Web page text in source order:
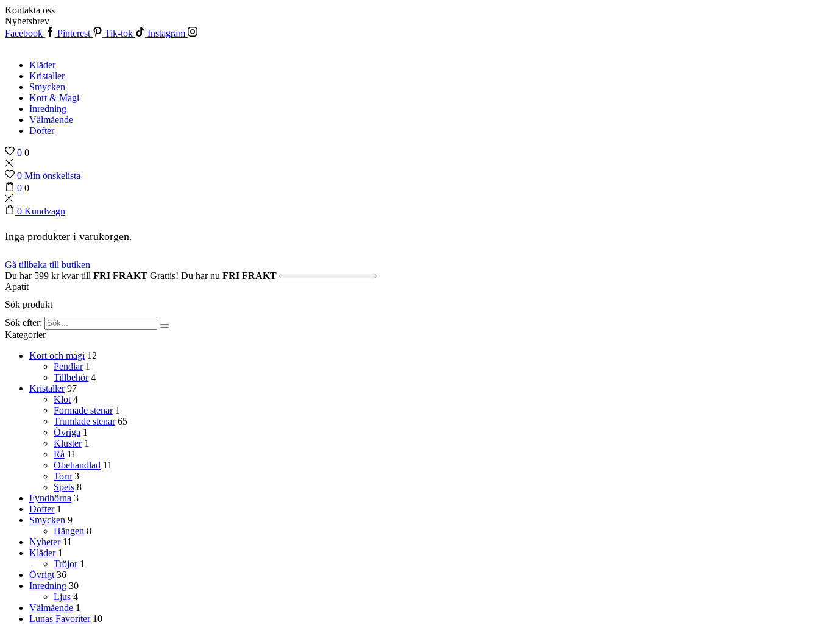
Kontakta oss
Nyhetsbrev
Facebook
Pinterest Tik-tok Instagram
Kläder
Kristaller
Smycken
Kort & Magi
Inredning
Välmående
Dofter
0 0
0 Min önskelista
0 0
0 Kundvagn
Inga produkter i varukorgen.
Gå tillbaka till butiken
Du har 599 krkvar till FRI FRAKT Grattis! Du har nu FRI FRAKT
Apatit
Sök produkt
Sök efter:
Kategorier
Kort och magi 12
Pendlar 1
Tillbehör 4
Kristaller 97
Klot 4
Formade stenar 1
Trumlade stenar 65
Övriga 1
Kluster 1
Rå 11
Obehandlad 11
Torn 3
Spets 8
Fyndhörna 3
Dofter 1
Smycken 9
Hängen 8
Nyheter 11
Kläder 1
Tröjor 1
Övrigt 36
Inredning 30
Ljus 4
Välmående 1
Lunas Favoriter 10